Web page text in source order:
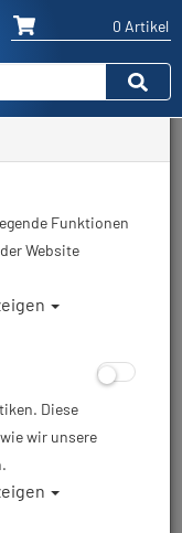
0 Artikel
Funktionen
Website
Diese
wir unsere